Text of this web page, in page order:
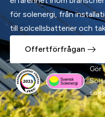
för solenergi, från
till solcellsbatterier och
Offertförfrågan
Gör